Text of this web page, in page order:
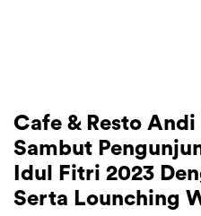
Cafe & Resto
Sambut
Idul Fitri 2023
Serta Lounching